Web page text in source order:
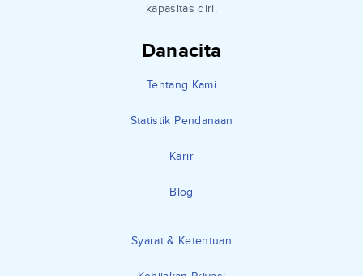
Danacita
Tentang Kami
Statistik Pendanaan
Karir
Blog
Syarat & Ketentuan
kapasitas diri.